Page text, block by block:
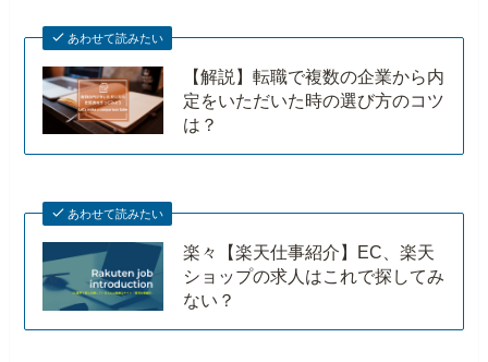
あわせて読みたい
【解説】転職で複数の企業から内
定をいただいた時の選び方のコツ
は？
あわせて読みたい
楽々【楽天仕事紹介】EC、楽天
ショップの求人はこれで探してみ
ない？